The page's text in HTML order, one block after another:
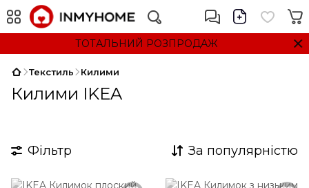
ТОТАЛЬНИЙ РОЗПРОДАЖ
Текстиль Килими
Килими IKEA
Фільтр За популярністю